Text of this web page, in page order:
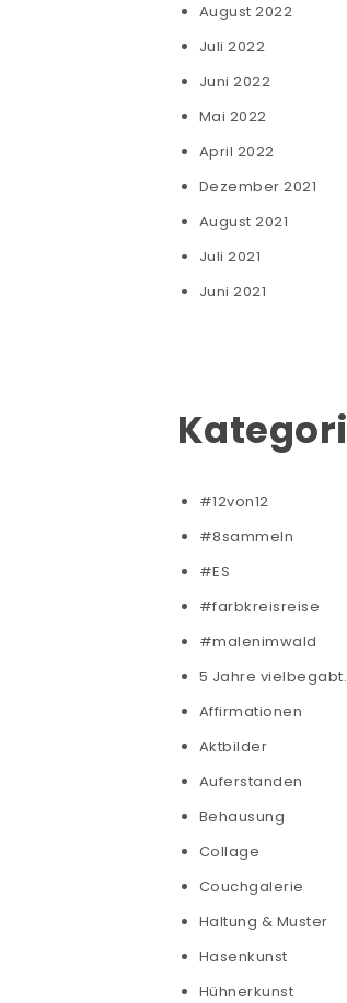
August 2022
Juli 2022
Juni 2022
Mai 2022
April 2022
Dezember 2021
August 2021
Juli 2021
Juni 2021
#12von12
#8sammeln
#ES
#farbkreisreise
#malenimwald
5 Jahre
Affirmationen
Aktbilder
Auferstanden
Behausung
Collage
Couchgalerie
Haltung & Muster
Hasenkunst
Hühnerkunst